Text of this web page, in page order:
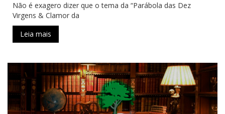
Não é exagero dizer que o tema da “Parábola das Dez
Virgens & Clamor da
Leia mais